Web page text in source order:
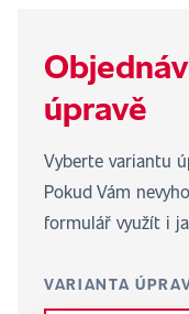
úpravě
Vyberte variantu
Pokud Vám
formulář využít i
VARIANTA